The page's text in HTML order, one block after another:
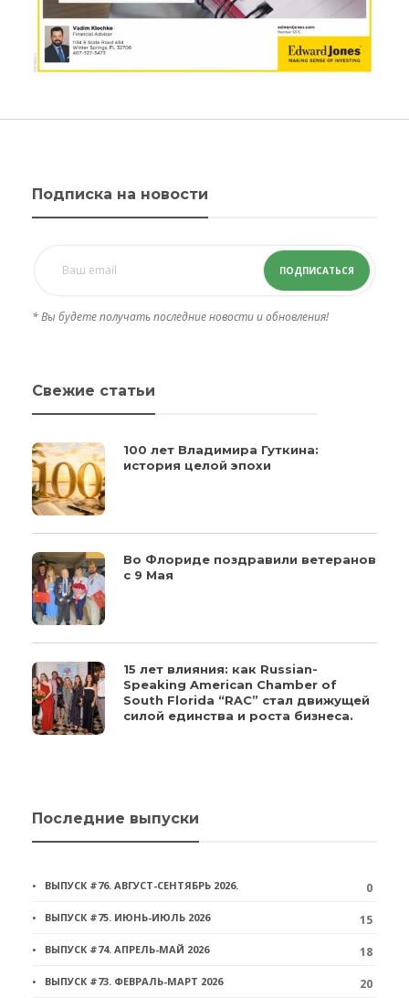
Подписка на новости
ПОДПИСАТЬСЯ
* Вы будете получать последние новости и обновления!
Свежие статьи
100 лет Владимира Гуткина:
история целой эпохи
Во Флориде поздравили ветеранов
с 9 Мая
15 лет влияния: как Russian-
Speaking American Chamber of
South Florida “RAC” стал движущей
силой единства и роста бизнеса.
Последние выпуски
ВЫПУСК #76. АВГУСТ-СЕНТЯБРЬ 2026. 0
ВЫПУСК #75. ИЮНЬ-ИЮЛЬ 2026 15
ВЫПУСК #74. АПРЕЛЬ-МАЙ 2026 18
ВЫПУСК #73. ФЕВРАЛЬ-МАРТ 2026 20